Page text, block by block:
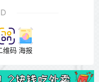
维码 海报